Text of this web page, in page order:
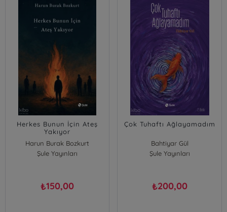
Herkes Bunun İçin Ateş
Yakıyor
Harun Burak Bozkurt
Şule Yayınları
₺150,00
Çok Tuhaftı Ağlayamadım
Bahtiyar Gül
Şule Yayınları
₺200,00